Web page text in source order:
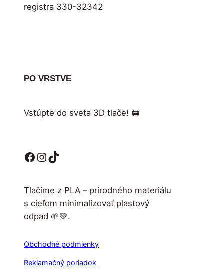
registra 330-32342
PO VRSTVE
Vstúpte do sveta 3D tlače! 🖨️
Facebook InstagramTikTok
Tlačíme z PLA – prírodného materiálu
s cieľom minimalizovať plastový
odpad 🌱💚.
Obchodné podmienky
Reklamačný poriadok